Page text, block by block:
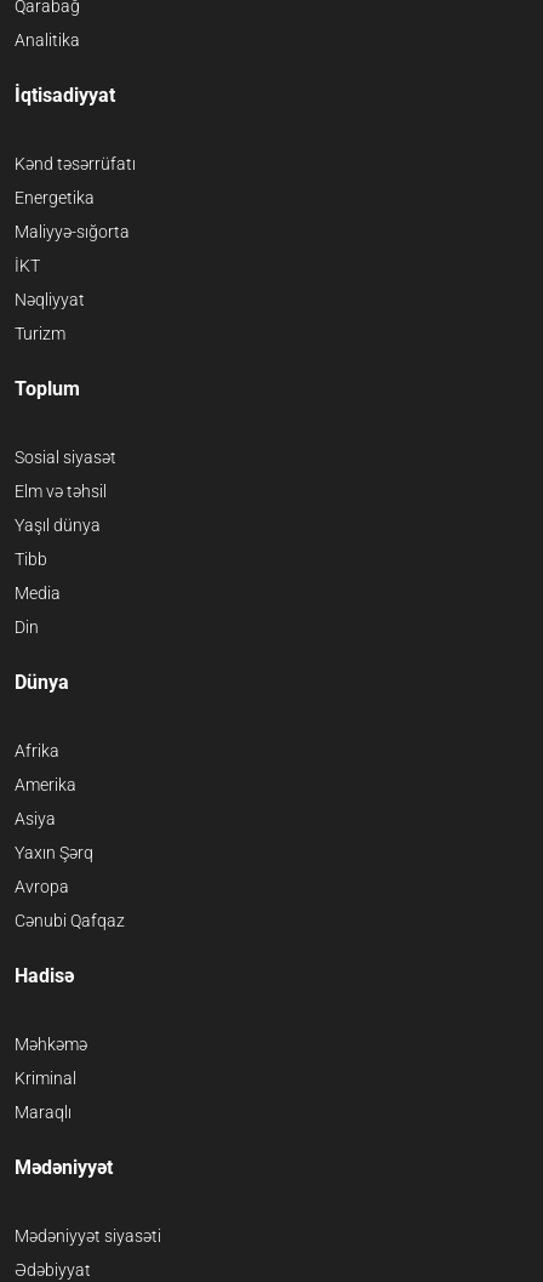
Qarabağ
Analitika
İqtisadiyyat
Kənd təsərrüfatı
Energetika
Maliyyə-sığorta
İKT
Nəqliyyat
Turizm
Toplum
Sosial siyasət
Elm və təhsil
Yaşıl dünya
Tibb
Media
Din
Dünya
Afrika
Amerika
Asiya
Yaxın Şərq
Avropa
Cənubi Qafqaz
Hadisə
Məhkəmə
Kriminal
Maraqlı
Mədəniyyət
Mədəniyyət siyasəti
Ədəbiyyat